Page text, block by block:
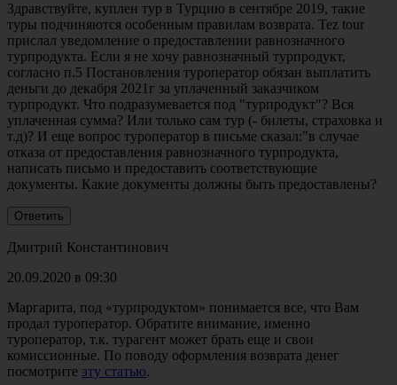
Здравствуйте, куплен тур в Турцию в сентябре 2019, такие
туры подчиняются особенным правилам возврата. Tez tour
прислал уведомление о предоставлении равнозначного
турпродукта. Если я не хочу равнозначный турпродукт,
согласно п.5 Постановления туроператор обязан выплатить
деньги до декабря 2021г за уплаченный заказчиком
турпродукт. Что подразумевается под "турпродукт"? Вся
уплаченная сумма? Или только сам тур (- билеты, страховка и
т.д)? И еще вопрос туроператор в письме сказал:"в случае
отказа от предоставления равнозначного турпродукта,
написать письмо и предоставить соответствующие
документы. Какие документы должны быть предоставлены?
Дмитрий Константинович
20.09.2020 в 09:30
Маргарита, под «турпродуктом» понимается все, что Вам
продал туроператор. Обратите внимание, именно
туроператор, т.к. турагент может брать еще и свои
комиссионные. По поводу оформления возврата денег
посмотрите эту статью.